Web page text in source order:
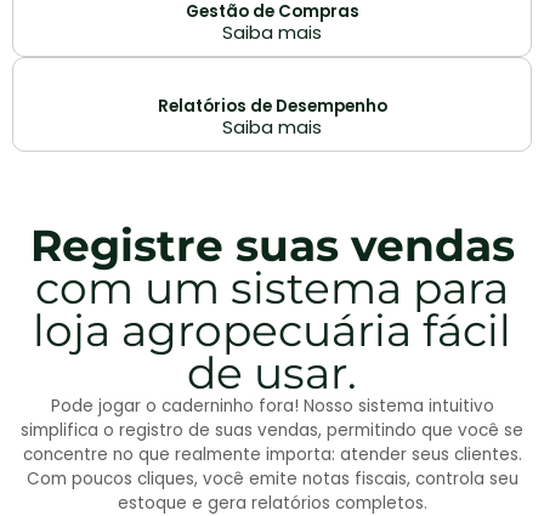
Gestão de Compras
Saiba mais
Relatórios de Desempenho
Saiba mais
Registre suas vendas
com um sistema para
loja agropecuária fácil
de usar.
Pode jogar o caderninho fora! Nosso sistema intuitivo
simplifica o registro de suas vendas, permitindo que você se
concentre no que realmente importa: atender seus clientes.
Com poucos cliques, você emite notas fiscais, controla seu
estoque e gera relatórios completos.